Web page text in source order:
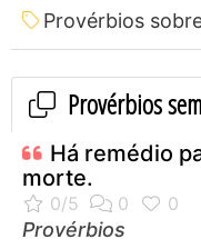
Provérbios
Provérbios
Há remédio
morte.
Provérbios